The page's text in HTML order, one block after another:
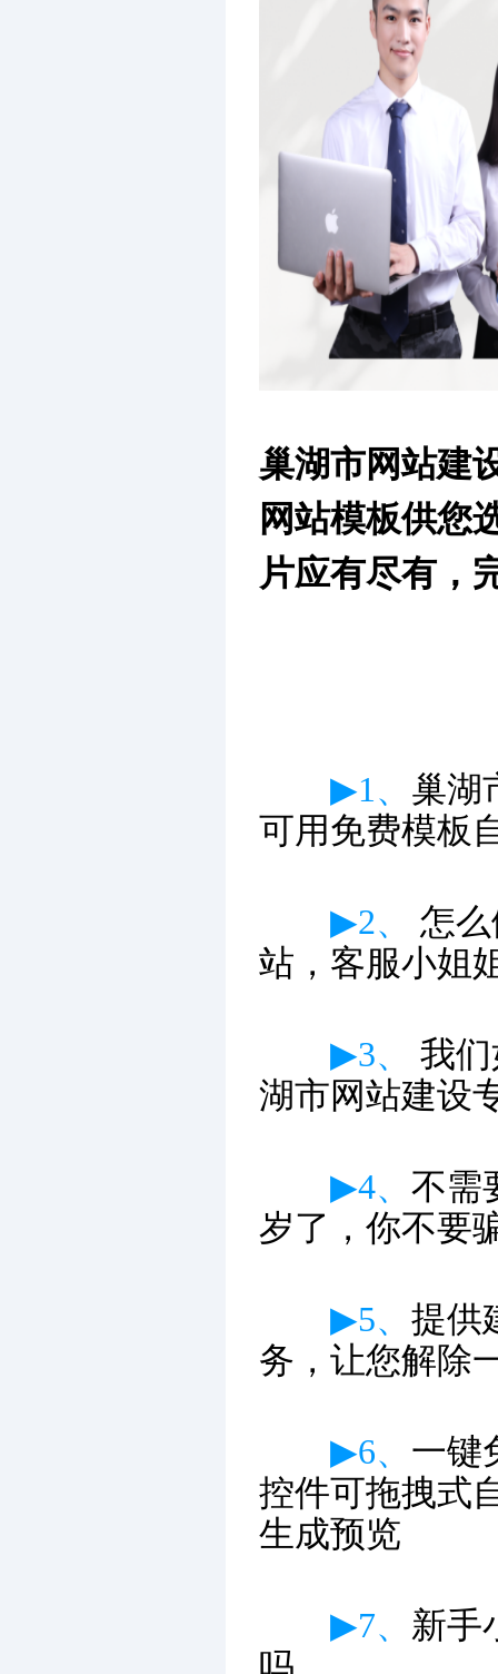
巢湖市网站建
网站模板供您
片应有尽有，
▶1、 巢湖
可用免费模板
▶2、 怎
站，客服小姐
▶3、 我
湖市网站建设
▶4、 不需
岁了，你不要
▶5、 提供
务，让您解除
▶6、 一键
控件可拖拽式
生成预览
▶7、 新手